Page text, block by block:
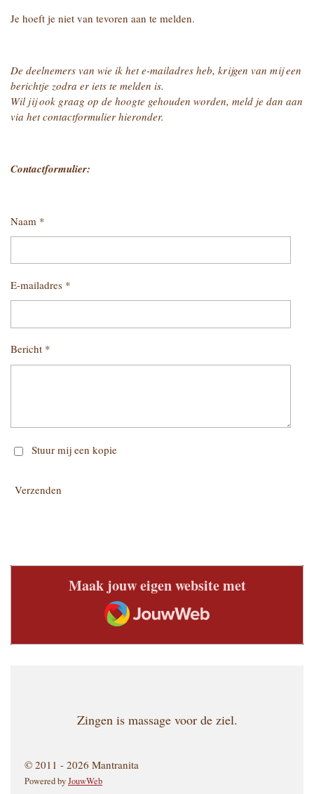
Je hoeft je niet van tevoren aan te melden.
De deelnemers van wie ik het e-mailadres heb, krijgen van mij een
berichtje zodra er iets te melden is.
Wil jij ook graag op de hoogte gehouden worden, meld je dan aan
via het contactformulier hieronder.
Contactformulier:
Naam *
E-mailadres *
Bericht *
Stuur mij een kopie
Verzenden
Maak jouw eigen website met
JouwWeb
Zingen is massage voor de ziel.
© 2011 - 2026 Mantranita
Powered byJouwWeb